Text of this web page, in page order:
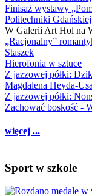
Finisaż wystawy
Politechniki Gdańskiej
W Galerii Art Hol na
„Racjonalny”
Staszek
Hierofonia w sztuce
Z jazzowej półki:
Magdalena Heyda-
Z jazzowej półki:
Zachować boskość -
więcej ...
Sport w szkole